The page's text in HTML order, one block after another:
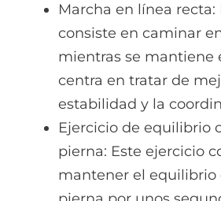
Marcha en línea recta:
consiste en caminar
mientras se mantiene
centra en tratar de
estabilidad y la
Ejercicio de equilibrio
pierna: Este ejercicio
mantener el equilibrio